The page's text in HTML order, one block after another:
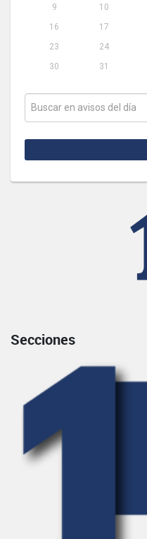
9
10
16
17
23
24
30
31
Secciones